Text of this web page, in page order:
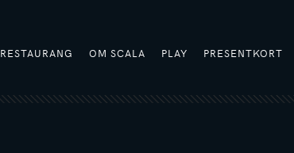
RESTAURANG OM SCALA PLAY PRESENTKORT